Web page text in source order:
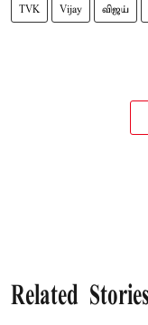
TVK Vijay விஜய்
Related